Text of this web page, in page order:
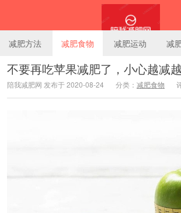
陪我减肥网
减肥方法 减肥食物 减肥运动 减
不要再吃苹果减肥了，小心越减
陪我减肥网 发布于 2020-08-24 分类： 减肥食物